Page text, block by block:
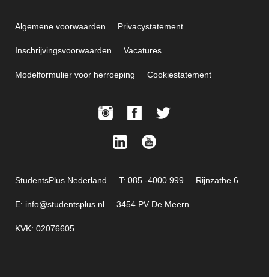
Algemene voorwaarden Privacystatement
Inschrijvingsvoorwaarden Vacatures
Modelformulier voor herroeping Cookiestatement
StudentsPlus Nederland T: 085 -4000 999 Rijnzathe 6
E: info@studentsplus.nl 3454 PV De Meern
KVK: 02076605